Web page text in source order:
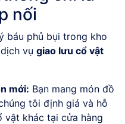
nối
báu phủ bụi trong kho
vụ giao lưu cổ vật
mới: Bạn mang món đồ
tôi định giá và hỗ
vật khác tại cửa hàng